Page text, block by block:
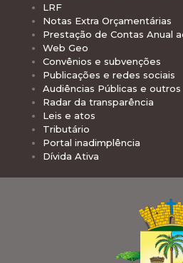
LRF
Notas Extra Orçamentárias
Prestação de Contas Anual
Web Geo
Convênios e subvenções
Publicações e redes sociais
Audiências Públicas e outros
Radar da transparência
Leis e atos
Tributário
Portal inadimplência
Dívida Ativa